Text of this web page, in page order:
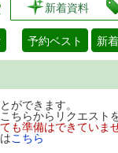
新着資料
予約ベスト 新
ができます。
ちらからリクエス
も準備はできてい
こちら